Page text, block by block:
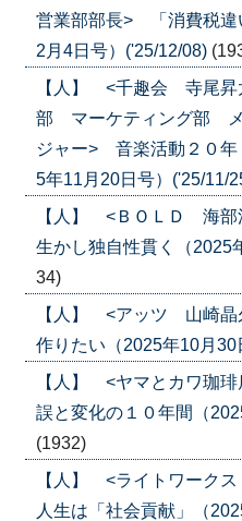
営業部部長> 「消費税違
2月4日号）('25/12/08)
【人】 <千趣会 寺尾
部 マーケティング部
ジャー> 音楽活動２０年
5年11月20日号）('25/11/
【人】 <ＢＯＬＤ 海部
生かし独自性貫く（2025
34)
【人】 <アッツ 山崎晶
作りたい（2025年10月30
【人】 <ヤマとカワ珈
誤と変化の１０年間（
(1932)
【人】 <ライトワーク
人生は「社会貢献」（